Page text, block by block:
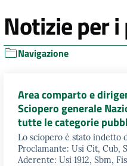
Notizie per
Navigazione
Area comparto e
Sciopero generale
tutte le categorie
Lo sciopero è stato indetto
Proclamante: Usi Cit, Cub,
Aderente: Usi 1912, Sbm,